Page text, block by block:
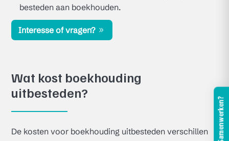
Samenwerken?
besteden aan boekhouden.
Interesse of vragen?
Wat kost boekhouding
uitbesteden?
De kosten voor boekhouding uitbesteden verschillen